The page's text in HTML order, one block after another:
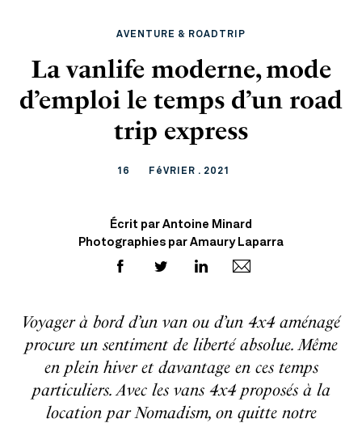
AVENTURE & ROADTRIP
La vanlife moderne, mode
d’emploi le temps d’un road
trip express
16 FéVRIER . 2021
Écrit par Antoine Minard
Photographies par Amaury Laparra
Voyager à bord d’un van ou d’un 4x4 aménagé
procure un sentiment de liberté absolue. Même
en plein hiver et davantage en ces temps
particuliers. Avec les vans 4x4 proposés à la
location par Nomadism, on quitte notre